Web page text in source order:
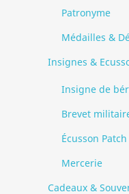
Patronyme
Médailles &
Insignes &
Insigne de
Brevet
Écusson Patch
Mercerie
Cadeaux &